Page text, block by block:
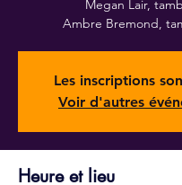
Megan Lair,
Ambre Bremond,
Les inscriptions
Voir d'autres
Heure et lieu